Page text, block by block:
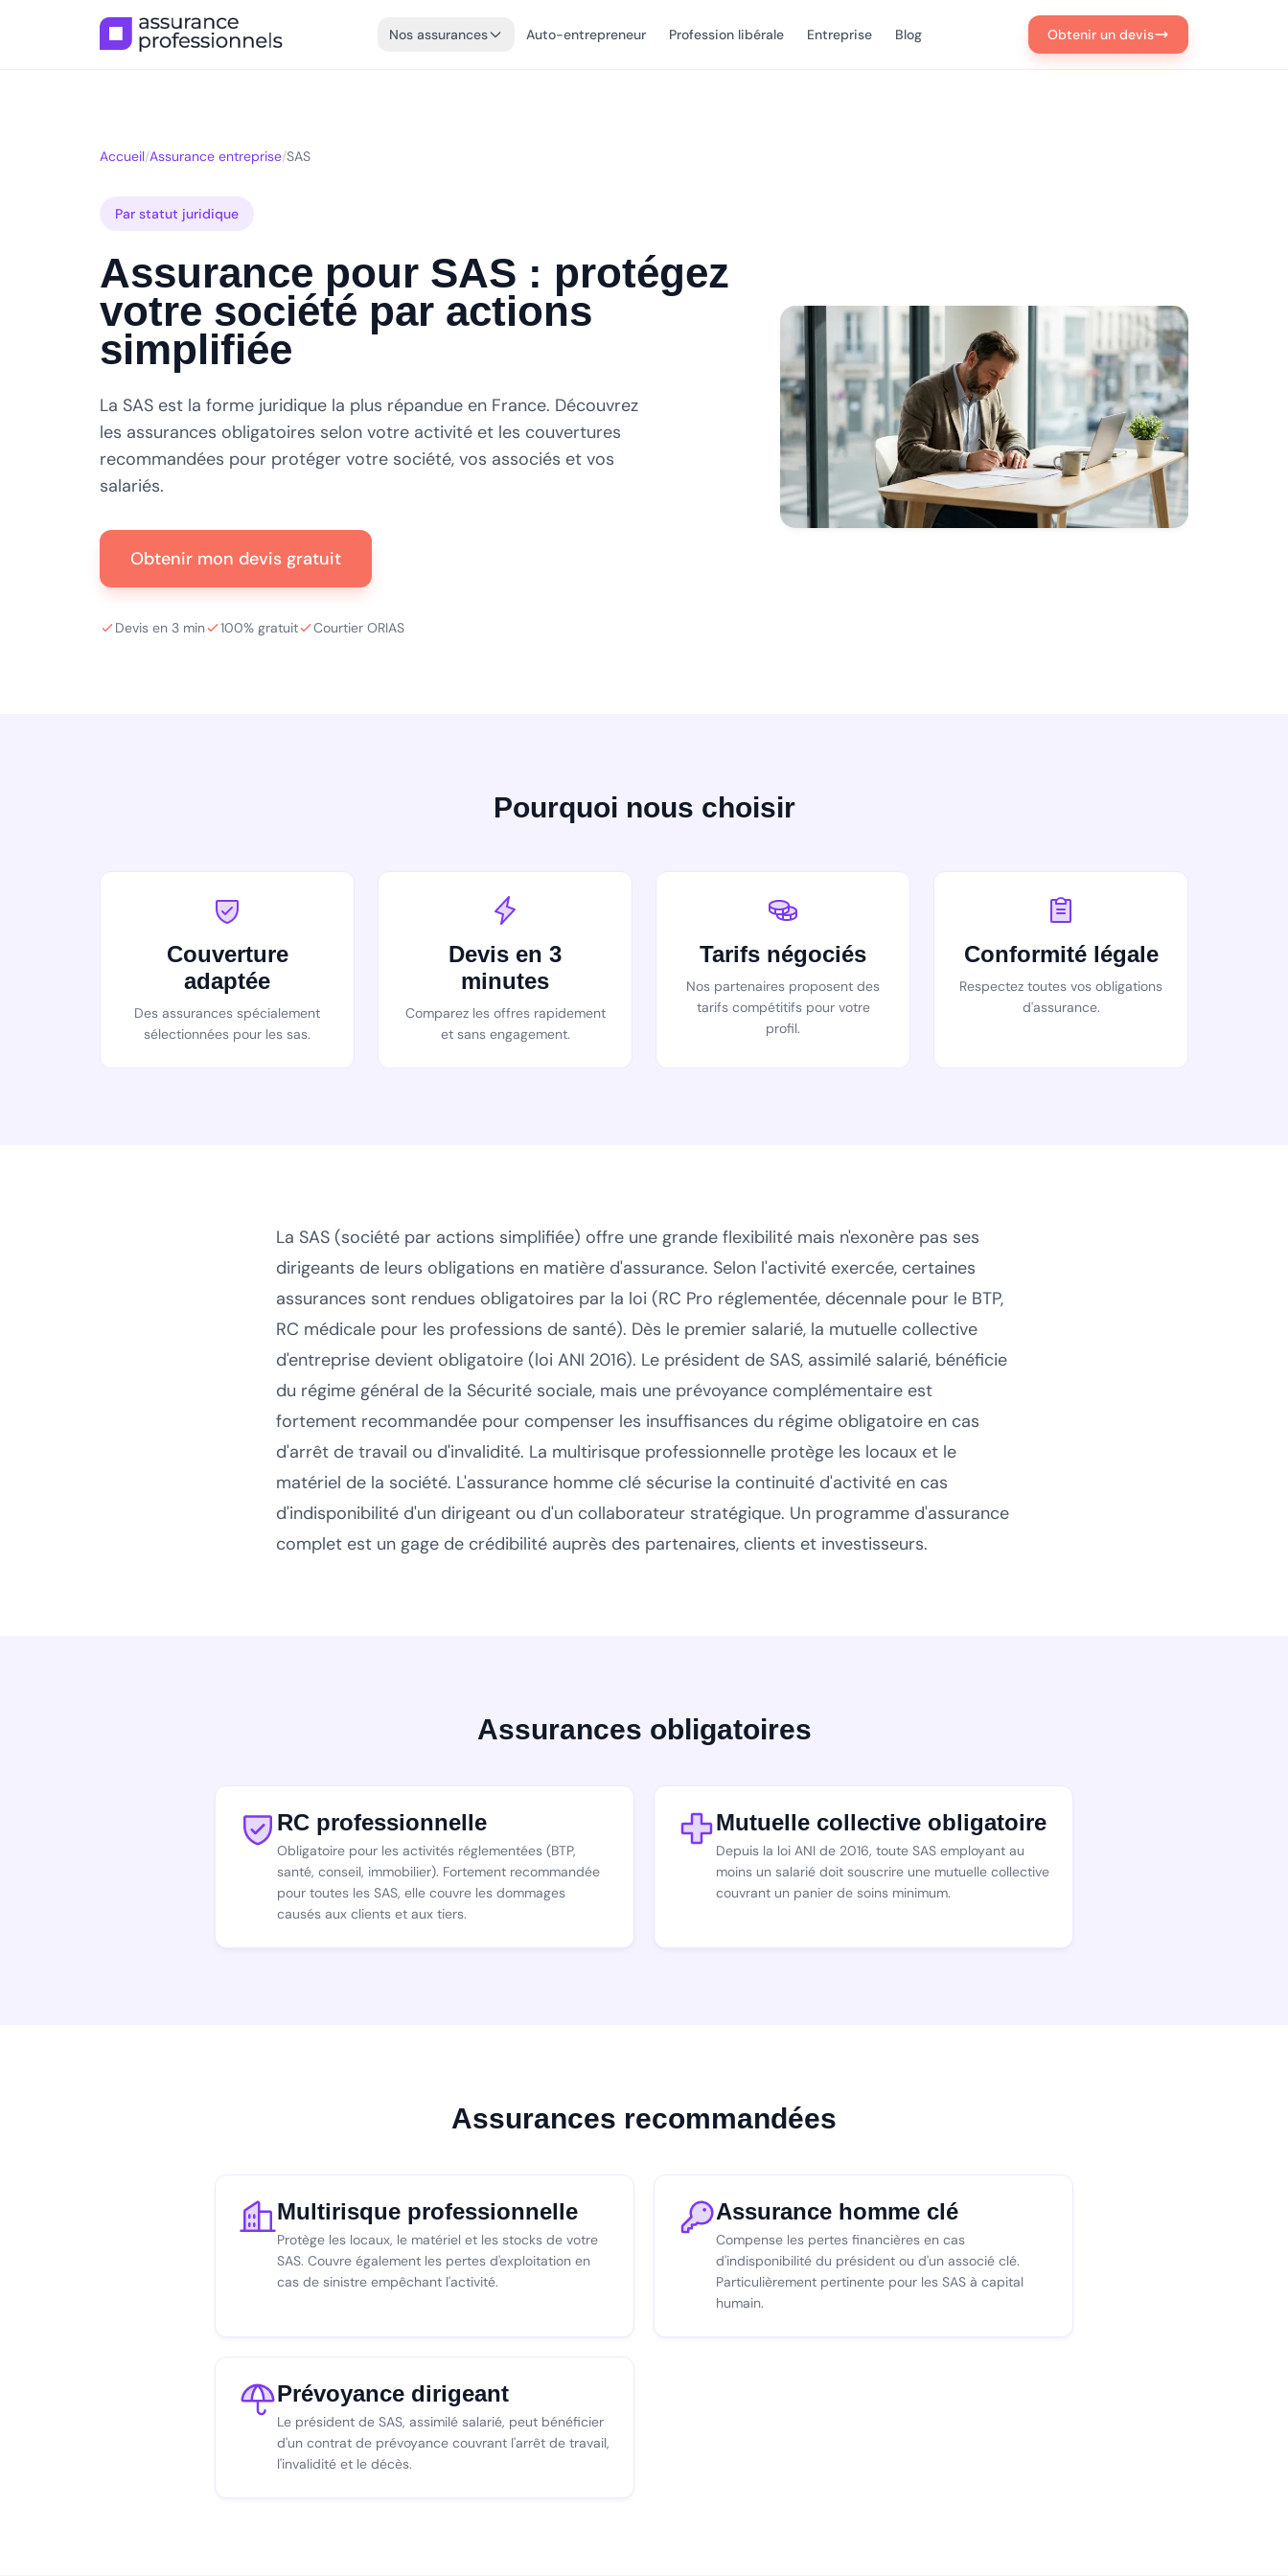
Nos assurances Auto-entrepreneur Profession libérale Entreprise Blog Obtenir un devis
Accueil/Assurance entreprise/SAS
Par statut juridique
Assurance pour SAS : protégez
votre société par actions
simplifiée
La SAS est la forme juridique la plus répandue en France. Découvrez
les assurances obligatoires selon votre activité et les couvertures
recommandées pour protéger votre société, vos associés et vos
salariés.
Obtenir mon devis gratuit
Devis en 3 min 100% gratuit Courtier ORIAS
Pourquoi nous choisir
Couverture
adaptée
Des assurances spécialement
sélectionnées pour les sas.
Devis en 3
minutes
Comparez les offres rapidement
et sans engagement.
Tarifs négociés
Nos partenaires proposent des
tarifs compétitifs pour votre
profil.
Conformité légale
Respectez toutes vos obligations
d'assurance.
La SAS (société par actions simplifiée) offre une grande flexibilité mais n'exonère pas ses
dirigeants de leurs obligations en matière d'assurance. Selon l'activité exercée, certaines
assurances sont rendues obligatoires par la loi (RC Pro réglementée, décennale pour le BTP,
RC médicale pour les professions de santé). Dès le premier salarié, la mutuelle collective
d'entreprise devient obligatoire (loi ANI 2016). Le président de SAS, assimilé salarié, bénéficie
du régime général de la Sécurité sociale, mais une prévoyance complémentaire est
fortement recommandée pour compenser les insuffisances du régime obligatoire en cas
d'arrêt de travail ou d'invalidité. La multirisque professionnelle protège les locaux et le
matériel de la société. L'assurance homme clé sécurise la continuité d'activité en cas
d'indisponibilité d'un dirigeant ou d'un collaborateur stratégique. Un programme d'assurance
complet est un gage de crédibilité auprès des partenaires, clients et investisseurs.
Assurances obligatoires
RC professionnelle
Obligatoire pour les activités réglementées (BTP,
santé, conseil, immobilier). Fortement recommandée
pour toutes les SAS, elle couvre les dommages
causés aux clients et aux tiers.
Mutuelle collective obligatoire
Depuis la loi ANI de 2016, toute SAS employant au
moins un salarié doit souscrire une mutuelle collective
couvrant un panier de soins minimum.
Assurances recommandées
Multirisque professionnelle
Protège les locaux, le matériel et les stocks de votre
SAS. Couvre également les pertes d'exploitation en
cas de sinistre empêchant l'activité.
Assurance homme clé
Compense les pertes financières en cas
d'indisponibilité du président ou d'un associé clé.
Particulièrement pertinente pour les SAS à capital
humain.
Prévoyance dirigeant
Le président de SAS, assimilé salarié, peut bénéficier
d'un contrat de prévoyance couvrant l'arrêt de travail,
l'invalidité et le décès.